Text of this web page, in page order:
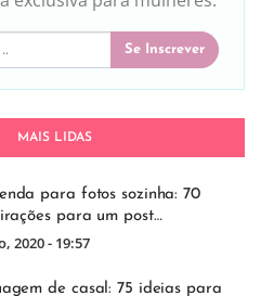
Se Inscrever
MAIS LIDAS
para fotos sozinha: 70
para um post…
2020 - 19:57
de casal: 75 ideias para